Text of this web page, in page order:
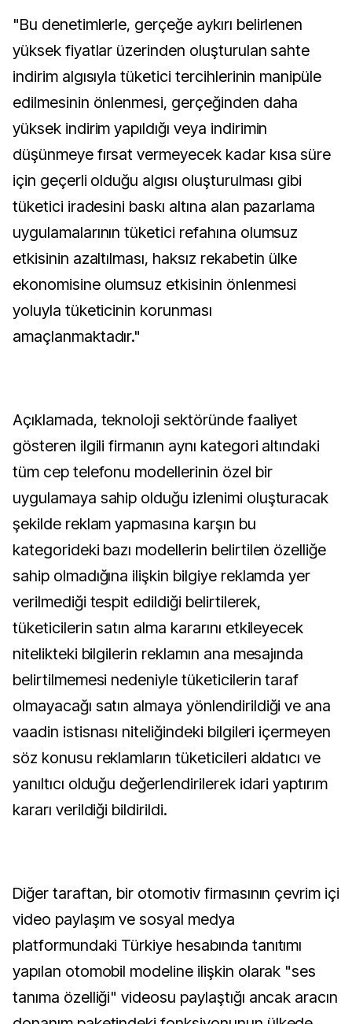
"Bu denetimlerle, gerçeğe aykırı belirlenen
yüksek fiyatlar üzerinden oluşturulan sahte
indirim algısıyla tüketici tercihlerinin manipüle
edilmesinin önlenmesi, gerçeğinden daha
yüksek indirim yapıldığı veya indirimin
düşünmeye fırsat vermeyecek kadar kısa süre
için geçerli olduğu algısı oluşturulması gibi
tüketici iradesini baskı altına alan pazarlama
uygulamalarının tüketici refahına olumsuz
etkisinin azaltılması, haksız rekabetin ülke
ekonomisine olumsuz etkisinin önlenmesi
yoluyla tüketicinin korunması
amaçlanmaktadır."
Açıklamada, teknoloji sektöründe faaliyet
gösteren ilgili firmanın aynı kategori altındaki
tüm cep telefonu modellerinin özel bir
uygulamaya sahip olduğu izlenimi oluşturacak
şekilde reklam yapmasına karşın bu
kategorideki bazı modellerin belirtilen özelliğe
sahip olmadığına ilişkin bilgiye reklamda yer
verilmediği tespit edildiği belirtilerek,
tüketicilerin satın alma kararını etkileyecek
nitelikteki bilgilerin reklamın ana mesajında
belirtilmemesi nedeniyle tüketicilerin taraf
olmayacağı satın almaya yönlendirildiği ve ana
vaadin istisnası niteliğindeki bilgileri içermeyen
söz konusu reklamların tüketicileri aldatıcı ve
yanıltıcı olduğu değerlendirilerek idari yaptırım
kararı verildiği bildirildi.
Diğer taraftan, bir otomotiv firmasının çevrim içi
video paylaşım ve sosyal medya
platformundaki Türkiye hesabında tanıtımı
yapılan otomobil modeline ilişkin olarak "ses
tanıma özelliği" videosu paylaştığı ancak aracın